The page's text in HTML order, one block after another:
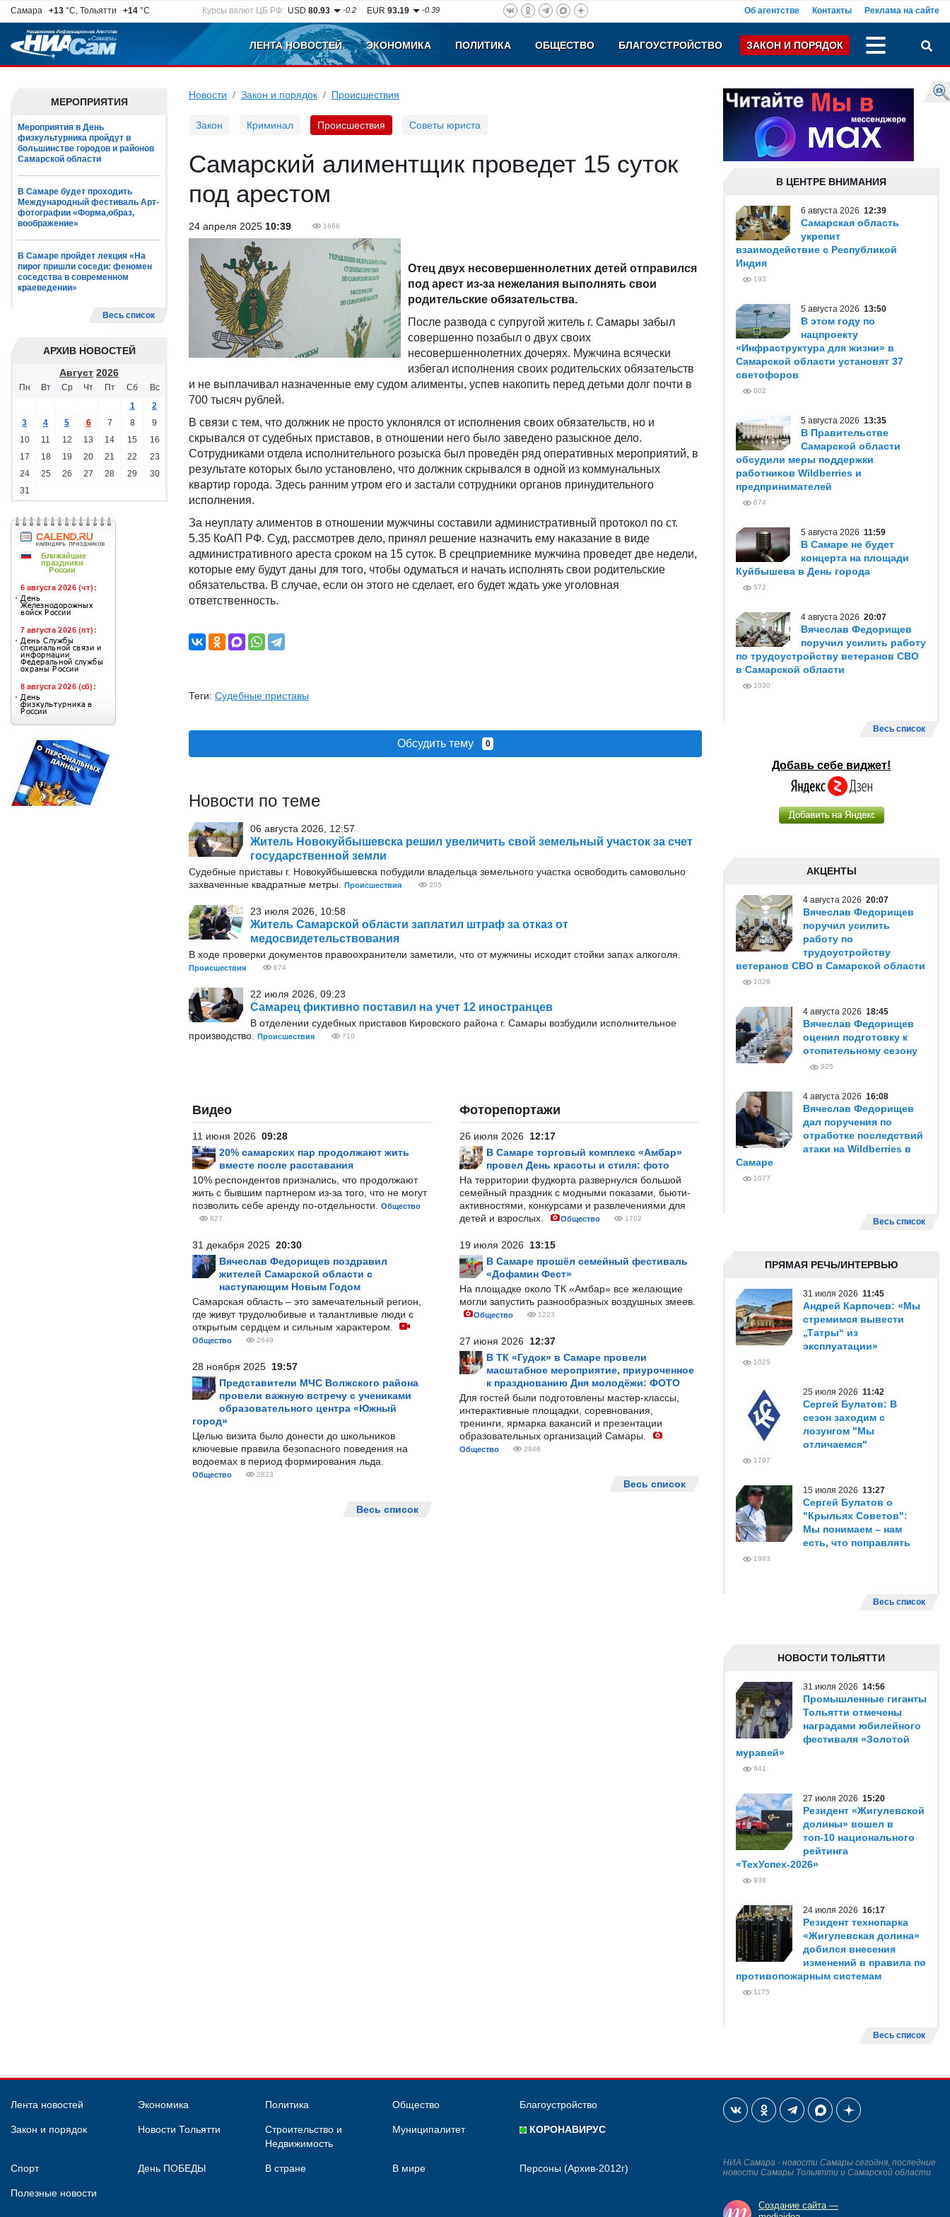
Самара +13 °C, Тольятти +14 °C Курсы валют ЦБ РФ: USD80.93 -0.2 EUR93.19 -0.39 Об агентстве Контакты Реклама на сайте
ЛЕНТА НОВОСТЕЙ ЭКОНОМИКА ПОЛИТИКА ОБЩЕСТВО БЛАГОУСТРОЙСТВО ЗАКОН И ПОРЯДОК
МЕРОПРИЯТИЯ
Мероприятия в День
физкультурника пройдут в
большинстве городов и районов
Самарской области
В Самаре будет проходить
Международный фестиваль Арт-
фотографии «Форма,образ,
воображение»
В Самаре пройдет лекция «На
пирог пришли соседи: феномен
соседства в современном
краеведении»
Весь список
АРХИВ НОВОСТЕЙ
Август 2026
Пн Вт Ср Чт Пт Сб
Вс
1
2
3
4 5 6 7 8
9
10
11 12 13 14 15
16
17
18 19 20 21 22
23
24
25 26 27 28 29
30
31
Новости Закон и порядок Происшествия
Закон Криминал Происшествия Советы юриста
Самарский алиментщик проведет 15 суток
под арестом
24 апреля 2025 10:39 1666
Отец двух несовершеннолетних детей отправился
под арест из-за нежелания выполнять свои
родительские обязательства.
После развода с супругой житель г. Самары забыл
совершенно позабыл о двух своих
несовершеннолетних дочерях. Мужчина всячески
избегал исполнения своих родительских обязательств
и не выплачивал назначенные ему судом алименты, успев накопить перед детьми долг почти в
700 тысяч рублей.
В связи с тем, что должник не просто уклонялся от исполнения своих обязательств, но и
скрывался от судебных приставов, в отношении него было заведено разыскное дело.
Сотрудниками отдела исполнительного розыска был проведён ряд оперативных мероприятий, в
результате которых было установлено, что должник скрывался в одной из коммунальных
квартир города. Здесь ранним утром его и застали сотрудники органов принудительного
исполнения.
За неуплату алиментов в отношении мужчины составили административный протокол по ст.
5.35 КоАП РФ. Суд, рассмотрев дело, принял решение назначить ему наказание в виде
административного ареста сроком на 15 суток. В срецприемнике мужчина проведет две недели,
которые ему будут даны для того, чтобы одуматься и начать исполнять свои родительские
обязательства. В случае, если он этого не сделает, его будет ждать уже уголовная
ответственность.
Теги: Судебные приставы
Обсудить тему 0
Новости по теме
06 августа 2026, 12:57
Житель Новокуйбышевска решил увеличить свой земельный участок за счет
государственной земли
Судебные приставы г. Новокуйбышевска побудили владельца земельного участка освободить самовольно
захваченные квадратные метры.
Происшествия 205
23 июля 2026, 10:58
Житель Самарской области заплатил штраф за отказ от
медосвидетельствования
В ходе проверки документов правоохранители заметили, что от мужчины исходит стойки запах алкоголя.
Происшествия 674
22 июля 2026, 09:23
Самарец фиктивно поставил на учет 12 иностранцев
В отделении судебных приставов Кировского района г. Самары возбудили исполнительное
производство.
Происшествия 710
Видео
11 июня 2026 09:28
20% самарских пар продолжают жить
вместе после расставания
10% респондентов признались, что продолжают
жить с бывшим партнером из-за того, что не могут
позволить себе аренду по-отдельности.
Общество
827
31 декабря 2025 20:30
Вячеслав Федорищев поздравил
жителей Самарской области с
наступающим Новым Годом
Самарская область – это замечательный регион,
где живут трудолюбивые и талантливые люди с
открытым сердцем и сильным характером.
Общество 2649
28 ноября 2025 19:57
Представители МЧС Волжского района
провели важную встречу с учениками
образовательного центра «Южный
город»
Целью визита было донести до школьников
ключевые правила безопасного поведения на
водоемах в период формирования льда.
Общество 2823
Весь список
Фоторепортажи
26 июля 2026 12:17
В Самаре торговый комплекс «Амбар»
провел День красоты и стиля: фото
На территории фудкорта развернулся большой
семейный праздник с модными показами, бьюти-
активностями, конкурсами и развлечениями для
детей и взрослых.
Общество 1702
19 июля 2026 13:15
В Самаре прошёл семейный фестиваль
«Дофамин Фест»
На площадке около ТК «Амбар» все желающие
могли запустить разнообразных воздушных змеев.
Общество 1223
27 июня 2026 12:37
В ТК «Гудок» в Самаре провели
масштабное мероприятие, приуроченное
к празднованию Дня молодёжи: ФОТО
Для гостей были подготовлены мастер-классы,
интерактивные площадки, соревнования,
тренинги, ярмарка вакансий и презентации
образовательных организаций Самары.
Общество 2946
Весь список
В ЦЕНТРЕ ВНИМАНИЯ
6 августа 2026 12:39
Самарская область
укрепит
взаимодействие с Республикой
Индия
193
5 августа 2026 13:50
В этом году по
нацпроекту
«Инфраструктура для жизни» в
Самарской области установят 37
светофоров
602
5 августа 2026 13:35
В Правительстве
Самарской области
обсудили меры поддержки
работников Wildberries и
предпринимателей
674
5 августа 2026 11:59
В Самаре не будет
концерта на площади
Куйбышева в День города
572
4 августа 2026 20:07
Вячеслав Федорищев
поручил усилить работу
по трудоустройству ветеранов СВО
в Самарской области
1030
Весь список
Добавь себе виджет!
АКЦЕНТЫ
4 августа 2026 20:07
Вячеслав Федорищев
поручил усилить
работу по
трудоустройству
ветеранов СВО в Самарской области
1028
4 августа 2026 18:45
Вячеслав Федорищев
оценил подготовку к
отопительному сезону
925
4 августа 2026 16:08
Вячеслав Федорищев
дал поручения по
отработке последствий
атаки на Wildberries в
Самаре
1077
Весь список
ПРЯМАЯ РЕЧЬ/ИНТЕРВЬЮ
31 июля 2026 11:45
Андрей Карпочев: «Мы
стремимся вывести
„Татры“ из
эксплуатации»
1025
25 июля 2026 11:42
Сергей Булатов: В
сезон заходим с
лозунгом "Мы
отличаемся"
1797
15 июля 2026 13:27
Сергей Булатов о
"Крыльях Советов":
Мы понимаем – нам
есть, что поправлять
1983
Весь список
НОВОСТИ ТОЛЬЯТТИ
31 июля 2026 14:56
Промышленные гиганты
Тольятти отмечены
наградами юбилейного
фестиваля «Золотой
муравей»
941
27 июля 2026 15:20
Резидент «Жигулевской
долины» вошел в
топ-10 национального
рейтинга
«ТехУспех-2026»
938
24 июля 2026 16:17
Резидент технопарка
«Жигулевская долина»
добился внесения
изменений в правила по
противопожарным системам
1175
Весь список
Лента новостей Экономика Политика Общество Благоустройство
Закон и порядок Новости Тольятти
Строительство и
Недвижимость
Муниципалитет КОРОНАВИРУС
Спорт День ПОБЕДЫ В стране В мире Персоны (Архив-2012г)
Полезные новости
НИА Самара - новости Самары сегодня, последние
новости Самары Тольятти и Самарской области
Создание сайта —